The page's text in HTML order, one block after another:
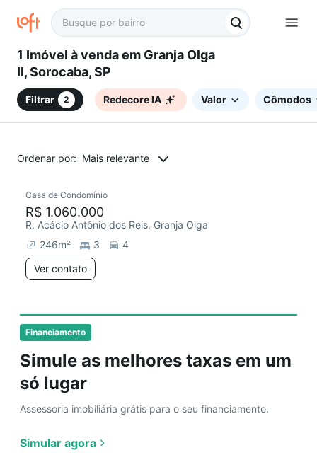
1 Imóvel à venda em Granja Olga
II, Sorocaba, SP
Filtrar 2 Redecore IA Valor Cômodos
Ordenar por: Mais relevante
Financiamento
Simule as melhores taxas em um
só lugar
Assessoria imobiliária grátis para o seu financiamento.
Simular agora
Redecorar
Casa de Condomínio
R$ 1.060.000
R. Acácio Antônio dos Reis, Granja Olga
246m² 3
4
Ver contato